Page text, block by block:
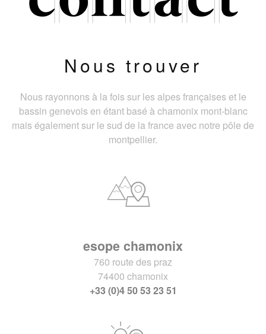
Nous trouver
Nous rayonnons à la fois sur les alpes françaises et le
bassin genevois en étant basé à chamonix mont-blanc
mais également sur le sud de la france avec notre pôle de
montpellier.
esope chamonix
760 route des praz
74400 chamonix
+33 (0)4 50 53 23 51